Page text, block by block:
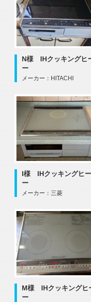
N様 IHクッキングヒ
ー
メーカー：HITACHI
I様 IHクッキングヒ
ー
メーカー：三菱
M様 IHクッキングヒ
ー